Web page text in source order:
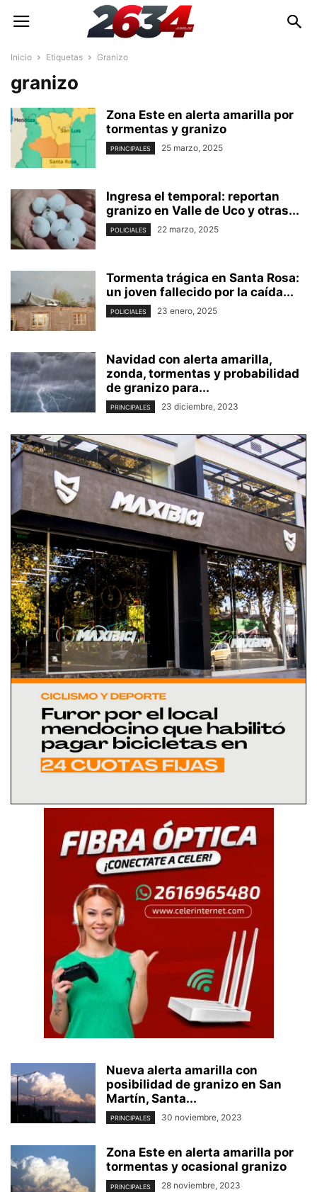
Inicio Etiquetas Granizo
granizo
Zona Este en alerta amarilla por
tormentas y granizo
PRINCIPALES 25 marzo, 2025
Ingresa el temporal: reportan
granizo en Valle de Uco y otras...
POLICIALES 22 marzo, 2025
Tormenta trágica en Santa Rosa:
un joven fallecido por la caída...
POLICIALES 23 enero, 2025
Navidad con alerta amarilla,
zonda, tormentas y probabilidad
de granizo para...
PRINCIPALES 23 diciembre, 2023
Nueva alerta amarilla con
posibilidad de granizo en San
Martín, Santa...
PRINCIPALES 30 noviembre, 2023
Zona Este en alerta amarilla por
tormentas y ocasional granizo
PRINCIPALES 28 noviembre, 2023